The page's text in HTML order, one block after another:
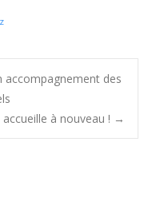
accompagnement des
à nouveau ! →